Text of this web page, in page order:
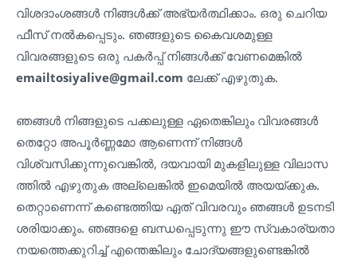
വിശദാംശങ്ങൾ നിങ്ങൾക്ക് അഭ്യർത്ഥിക്കാം. ഒരു ചെറിയ
ഫീസ് നൽകപ്പെടും. ഞങ്ങളുടെ കൈവശമുള്ള
വിവരങ്ങളുടെ ഒരു പകർപ്പ് നിങ്ങൾക്ക് വേണമെങ്കിൽ
emailtosiyalive@gmail.com ലേക്ക് എഴുതുക.
ഞങ്ങൾ‌ നിങ്ങളുടെ പക്കലുള്ള ഏതെങ്കിലും വിവരങ്ങൾ‌
തെറ്റോ അപൂർ‌ണ്ണമോ ആണെന്ന് നിങ്ങൾ‌
വിശ്വസിക്കുന്നുവെങ്കിൽ‌, ദയവായി മുകളിലുള്ള വിലാസ
ത്തിൽ‌ എഴുതുക അല്ലെങ്കിൽ‌ ഇമെയിൽ‌ അയയ്‌ക്കുക.
തെറ്റാണെന്ന് കണ്ടെത്തിയ ഏത് വിവരവും ഞങ്ങൾ ഉടനടി
ശരിയാക്കും. ഞങ്ങളെ ബന്ധപ്പെടുന്നു ഈ സ്വകാര്യതാ
നയത്തെക്കുറിച്ച് എന്തെങ്കിലും ചോദ്യങ്ങളുണ്ടെങ്കിൽ